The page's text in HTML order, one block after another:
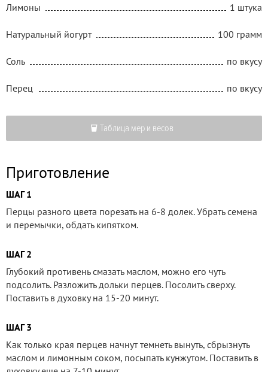
Лимоны 1 штука
Натуральный йогурт 100 грамм
Соль по вкусу
Перец по вкусу
Таблица мер и весов
Приготовление
ШАГ 1
Перцы разного цвета порезать на 6-8 долек. Убрать семена
и перемычки, обдать кипятком.
ШАГ 2
Глубокий противень смазать маслом, можно его чуть
подсолить. Разложить дольки перцев. Посолить сверху.
Поставить в духовку на 15-20 минут.
ШАГ 3
Как только края перцев начнут темнеть вынуть, сбрызнуть
маслом и лимонным соком, посыпать кунжутом. Поставить в